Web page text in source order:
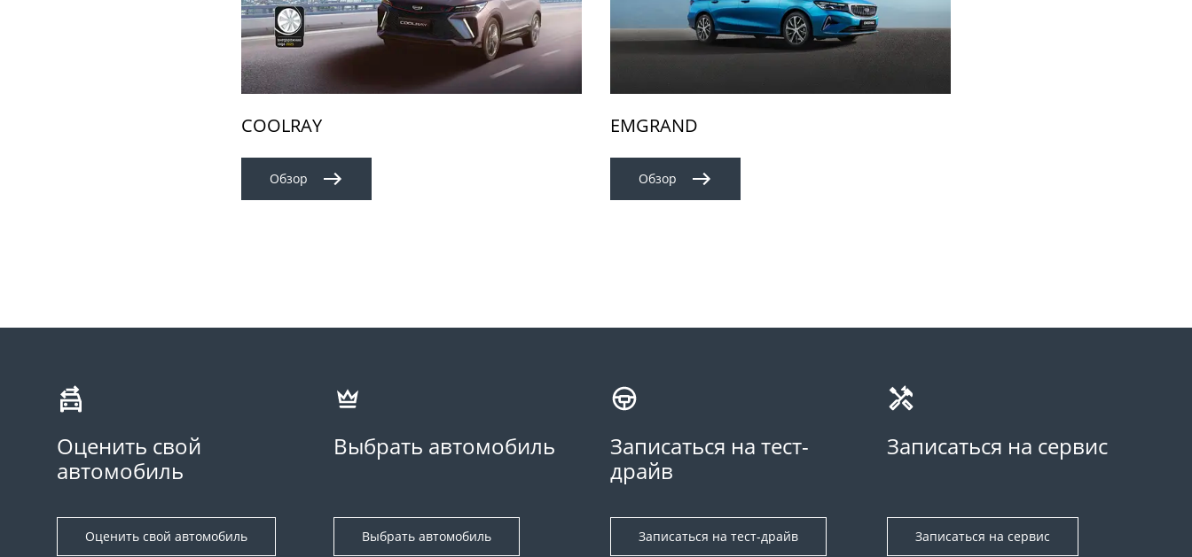
COOLRAY
Обзор
EMGRAND
Обзор
Оценить свой
автомобиль
Оценить свой автомобиль
Выбрать автомобиль
Выбрать автомобиль
Записаться на тест-
драйв
Записаться на тест-драйв
Записаться на сервис
Записаться на сервис